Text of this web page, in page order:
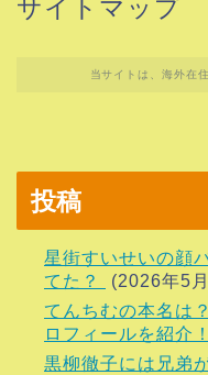
サイトマップ
当サイトは、海外在
投稿
星街すいせいの顔
てた？
(2026年5
てんちむの本名は
ロフィールを紹介！
黒柳徹子には兄弟